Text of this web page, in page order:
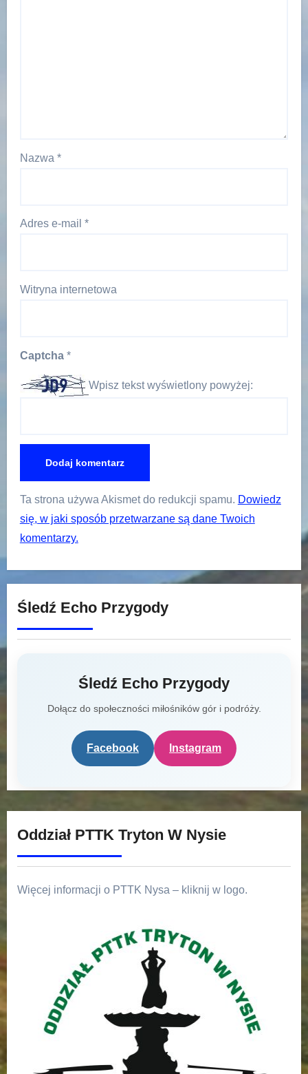
Nazwa *
Adres e-mail *
Witryna internetowa
Captcha *
Wpisz tekst wyświetlony powyżej:
Ta strona używa Akismet do redukcji spamu. Dowiedz
się, w jaki sposób przetwarzane są dane Twoich
komentarzy.
Śledź Echo Przygody
Śledź Echo Przygody
Dołącz do społeczności miłośników gór i podróży.
Facebook Instagram
Oddział PTTK Tryton W Nysie
Więcej informacji o PTTK Nysa – kliknij w logo.